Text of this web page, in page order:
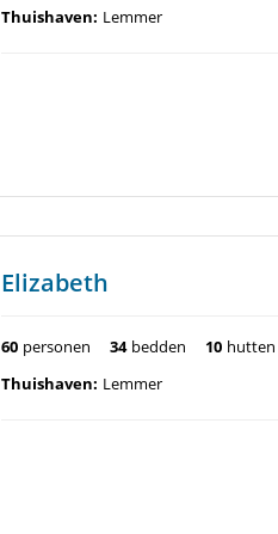
Thuishaven: Lemmer
Elizabeth
60 personen 34 bedden 10 hutten
Thuishaven: Lemmer